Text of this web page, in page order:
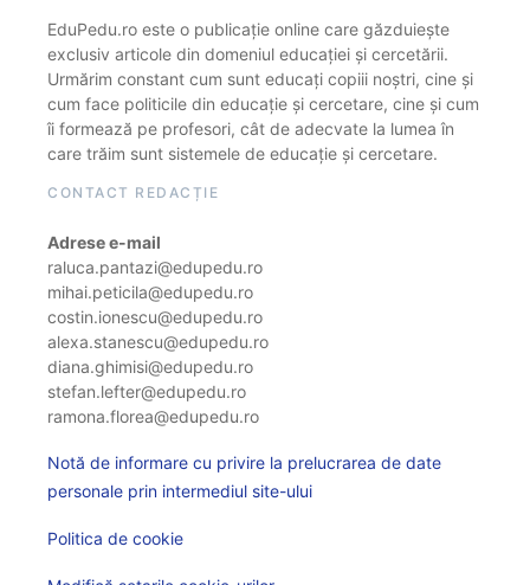
EduPedu.ro este o publicație online care găzduiește
exclusiv articole din domeniul educației și cercetării.
Urmărim constant cum sunt educați copiii noștri, cine și
cum face politicile din educație și cercetare, cine și cum
îi formează pe profesori, cât de adecvate la lumea în
care trăim sunt sistemele de educație și cercetare.
CONTACT REDACȚIE
Adrese e-mail
raluca.pantazi@edupedu.ro
mihai.peticila@edupedu.ro
costin.ionescu@edupedu.ro
alexa.stanescu@edupedu.ro
diana.ghimisi@edupedu.ro
stefan.lefter@edupedu.ro
ramona.florea@edupedu.ro
Notă de informare cu privire la prelucrarea de date
personale prin intermediul site-ului
Politica de cookie